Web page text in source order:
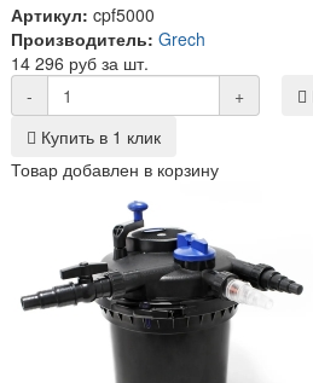
Артикул: cpf5000
Производитель: Grech
14 296 руб за шт.
-
+
Купить в 1 клик
Товар добавлен в корзину